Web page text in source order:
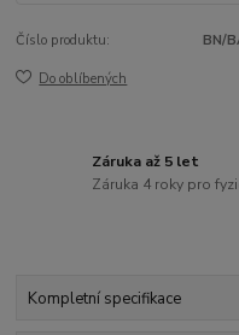
Číslo produktu: BN/
Do oblíbených
Záruka až 5 let
Záruka 4 roky pro
Kompletní specifikace